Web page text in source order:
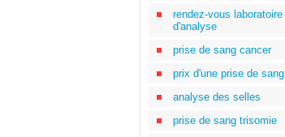
rendez-vous laboratoire
d'analyse
prise de sang cancer
prix d'une prise de sang
analyse des selles
prise de sang trisomie